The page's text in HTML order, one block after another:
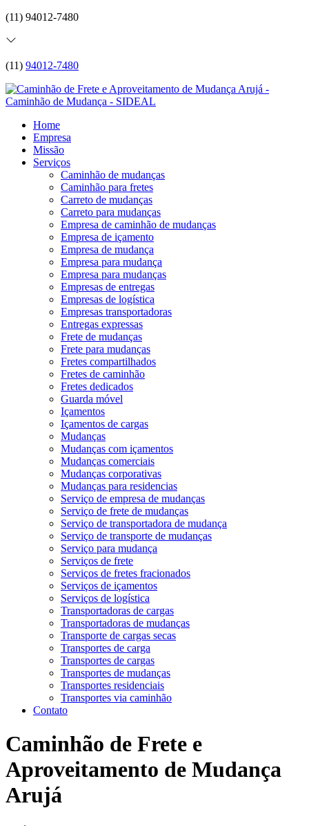
(11) 94012-7480
(11) 94012-7480
Home
Empresa
Missão
Serviços
Caminhão de mudanças
Caminhão para fretes
Carreto de mudanças
Carreto para mudanças
Empresa de caminhão de mudanças
Empresa de içamento
Empresa de mudança
Empresa para mudança
Empresa para mudanças
Empresas de entregas
Empresas de logística
Empresas transportadoras
Entregas expressas
Frete de mudanças
Frete para mudanças
Fretes compartilhados
Fretes de caminhão
Fretes dedicados
Guarda móvel
Içamentos
Içamentos de cargas
Mudanças
Mudanças com içamentos
Mudanças comerciais
Mudanças corporativas
Mudanças para residencias
Serviço de empresa de mudanças
Serviço de frete de mudanças
Serviço de transportadora de mudança
Serviço de transporte de mudanças
Serviço para mudança
Serviços de frete
Serviços de fretes fracionados
Serviços de içamentos
Serviços de logística
Transportadoras de cargas
Transportadoras de mudanças
Transporte de cargas secas
Transportes de carga
Transportes de cargas
Transportes de mudanças
Transportes residenciais
Transportes via caminhão
Contato
Caminhão de Frete e
Aproveitamento de Mudança
Arujá